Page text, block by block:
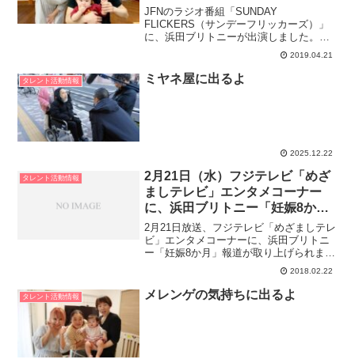
した。
JFNのラジオ番組「SUNDAY
FLICKERS（サンデーフリッカーズ）」
に、浜田ブリトニーが出演しました。浜
田ブリトニー OfficialブログSUNDAY
FLICKERS|｜JFN 「Flick」…ページなど
をパラパラめくる。テレビ...
2019.04.21
タレント活動情報 ミヤネ屋に出るよ
2025.12.22
タレント活動情報
2月21日（水）フジテレビ「めざ
ましテレビ」エンタメコーナー
に、浜田ブリトニー「妊娠8か
月」報道が取り上げられました。
2月21日放送、フジテレビ「めざましテレ
ビ」エンタメコーナーに、浜田ブリトニ
ー「妊娠8か月」報道が取り上げられまし
た。ホウドウキョクFNNニュースネット
ワークめざましテレビ – オフィシャルサ
イト。毎週月曜～金曜 朝5時25分から放
送。「今...
2018.02.22
タレント活動情報 メレンゲの気持ちに出るよ